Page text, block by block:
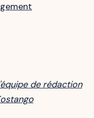
de rédaction